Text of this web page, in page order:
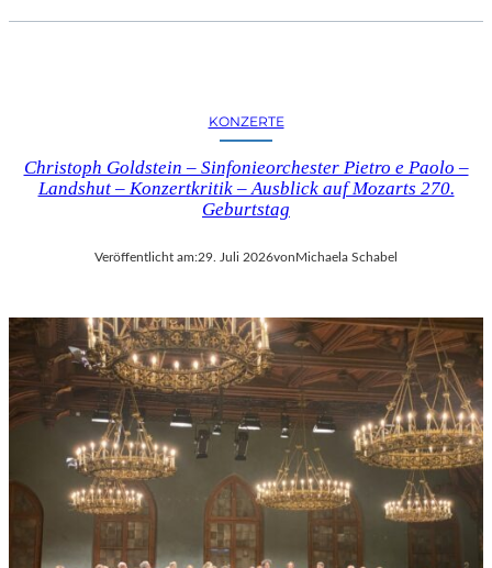
KONZERTE
Christoph Goldstein – Sinfonieorchester Pietro e Paolo –
Landshut – Konzertkritik – Ausblick auf Mozarts 270.
Geburtstag
Veröffentlicht am:29. Juli 2026von Michaela Schabel